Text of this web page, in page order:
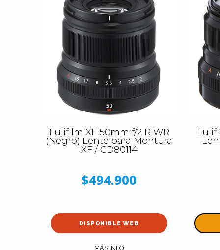
Fujifilm XF 50mm f/2 R WR
(Negro) Lente para Montura
XF / CD80114
$494.900
DISPONIBLE WEB
MÁS INFO